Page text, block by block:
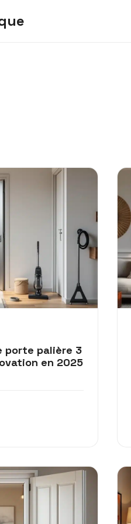
porte palière 3
en 2025